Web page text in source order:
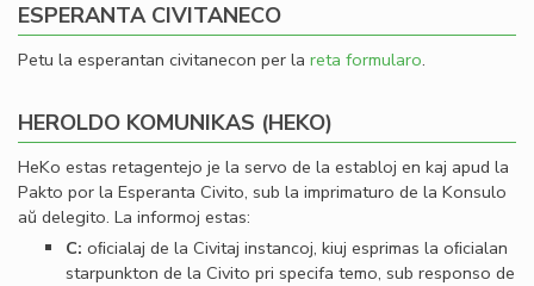
ESPERANTA CIVITANECO
Petu la esperantan civitanecon per la reta formularo.
HEROLDO KOMUNIKAS (HEKO)
HeKo estas retagentejo je la servo de la establoj en kaj apud la
Pakto por la Esperanta Civito, sub la imprimaturo de la Konsulo
aŭ delegito. La informoj estas:
C: oﬁcialaj de la Civitaj instancoj, kiuj esprimas la oﬁcialan
starpunkton de la Civito pri specifa temo, sub responso de